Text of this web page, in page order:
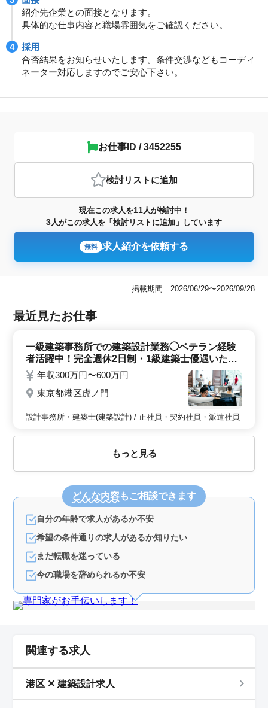
紹介先企業との面接となります。
具体的な仕事内容と職場雰囲気をご確認ください。
採用
合否結果をお知らせいたします。条件交渉などもコーディ
ネーター対応しますのでご安心下さい。
お仕事ID / 3452255
検討リスト に追加
現在この求人を11人が検討中！
3人がこの求人を「検討リストに追加」しています
無料 求人紹介を依頼する
掲載期間 2026/06/29〜2026/09/28
最近見たお仕事
一級建築事務所での建築設計業務◯ベテラン経験
者活躍中！完全週休2日制・1級建築士優遇いたし
ます◯
年収300万円〜600万円
東京都港区虎ノ門
設計事務所・建築士(建築設計) / 正社員・契約社員・派遣社員
もっと見る
どんな内容もご相談できます
自分の年齢で求人があるか不安
希望の条件通りの求人があるか知りたい
まだ転職を迷っている
今の職場を辞められるか不安
関連する求人
港区 ✕ 建築設計求人